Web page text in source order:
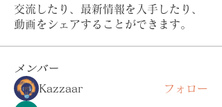
交流したり、最新情報を入手したり、
動画をシェアすることができます。
メンバー
Kazzaar
フォロー